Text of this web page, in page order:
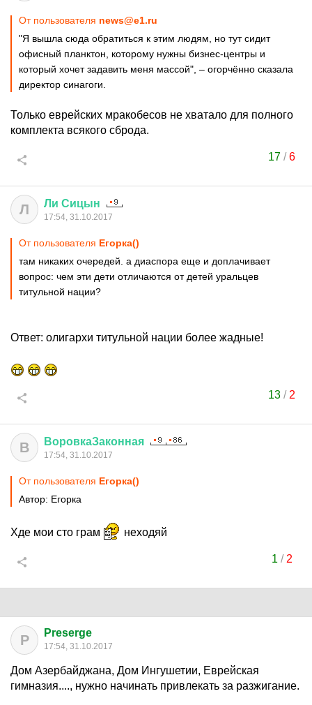
От пользователя news@e1.ru
"Я вышла сюда обратиться к этим людям, но тут сидит
офисный планктон, которому нужны бизнес-центры и
который хочет задавить меня массой", – огорчённо сказала
директор синагоги.
Только еврейских мракобесов не хватало для полного
комплекта всякого сброда.
17 /6
Л Ли Сицын
17:54, 31.10.2017
От пользователя Егорка()
там никаких очередей. а диаспора еще и доплачивает
вопрос: чем эти дети отличаются от детей уральцев
титульной нации?
Ответ: олигархи титульной нации более жадные!
13 / 2
В ВоровкаЗаконная
17:54, 31.10.2017
От пользователя Егорка()
Автор: Егорка
Хде мои сто грам неходяй
1 / 2
P Preserge
17:54, 31.10.2017
Дом Азербайджана, Дом Ингушетии, Еврейская
гимназия...., нужно начинать привлекать за разжигание.